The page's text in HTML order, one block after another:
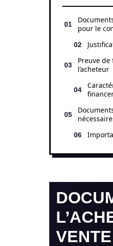
pour le
Preuve
l’acheteur
VENTE